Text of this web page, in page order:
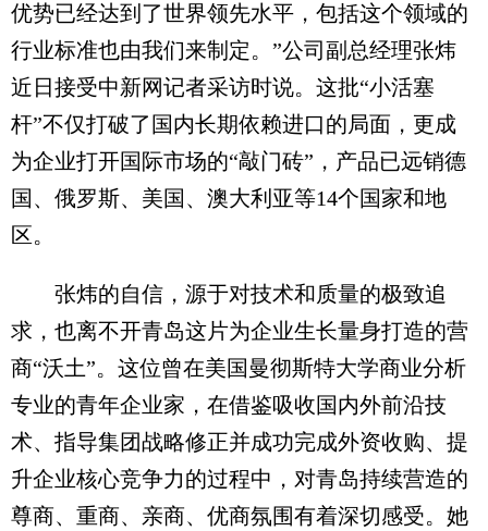
优势已经达到了世界领先水平，包括这个领域的
行业标准也由我们来制定。”公司副总经理张炜
近日接受中新网记者采访时说。这批“小活塞
杆”不仅打破了国内长期依赖进口的局面，更成
为企业打开国际市场的“敲门砖”，产品已远销德
国、俄罗斯、美国、澳大利亚等14个国家和地
区。
张炜的自信，源于对技术和质量的极致追
求，也离不开青岛这片为企业生长量身打造的营
商“沃土”。这位曾在美国曼彻斯特大学商业分析
专业的青年企业家，在借鉴吸收国内外前沿技
术、指导集团战略修正并成功完成外资收购、提
升企业核心竞争力的过程中，对青岛持续营造的
尊商、重商、亲商、优商氛围有着深切感受。她